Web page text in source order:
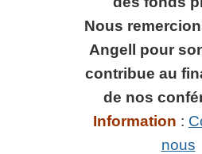
Nous
Angell pour
contribue au
de nos
Information :
nous